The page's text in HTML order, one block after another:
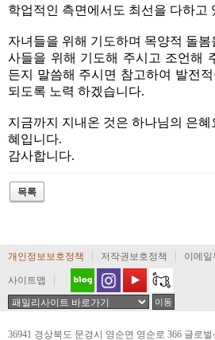
학업적인 측면에서도 최선을 다하고
자녀들을 위해 기도하며 목양적 돌
사들을 위해 기도해 주시고 조언해
든지 말씀해 주시면 참고하여 발전
되도록 노력 하겠습니다.
지금까지 지내온 것은 하나님의 은
혜입니다.
감사합니다.
개인정보보호정책 저작권보호정책 이메
사이트맵
36941 경상북도 문경시 영순면 영순로 366 글로